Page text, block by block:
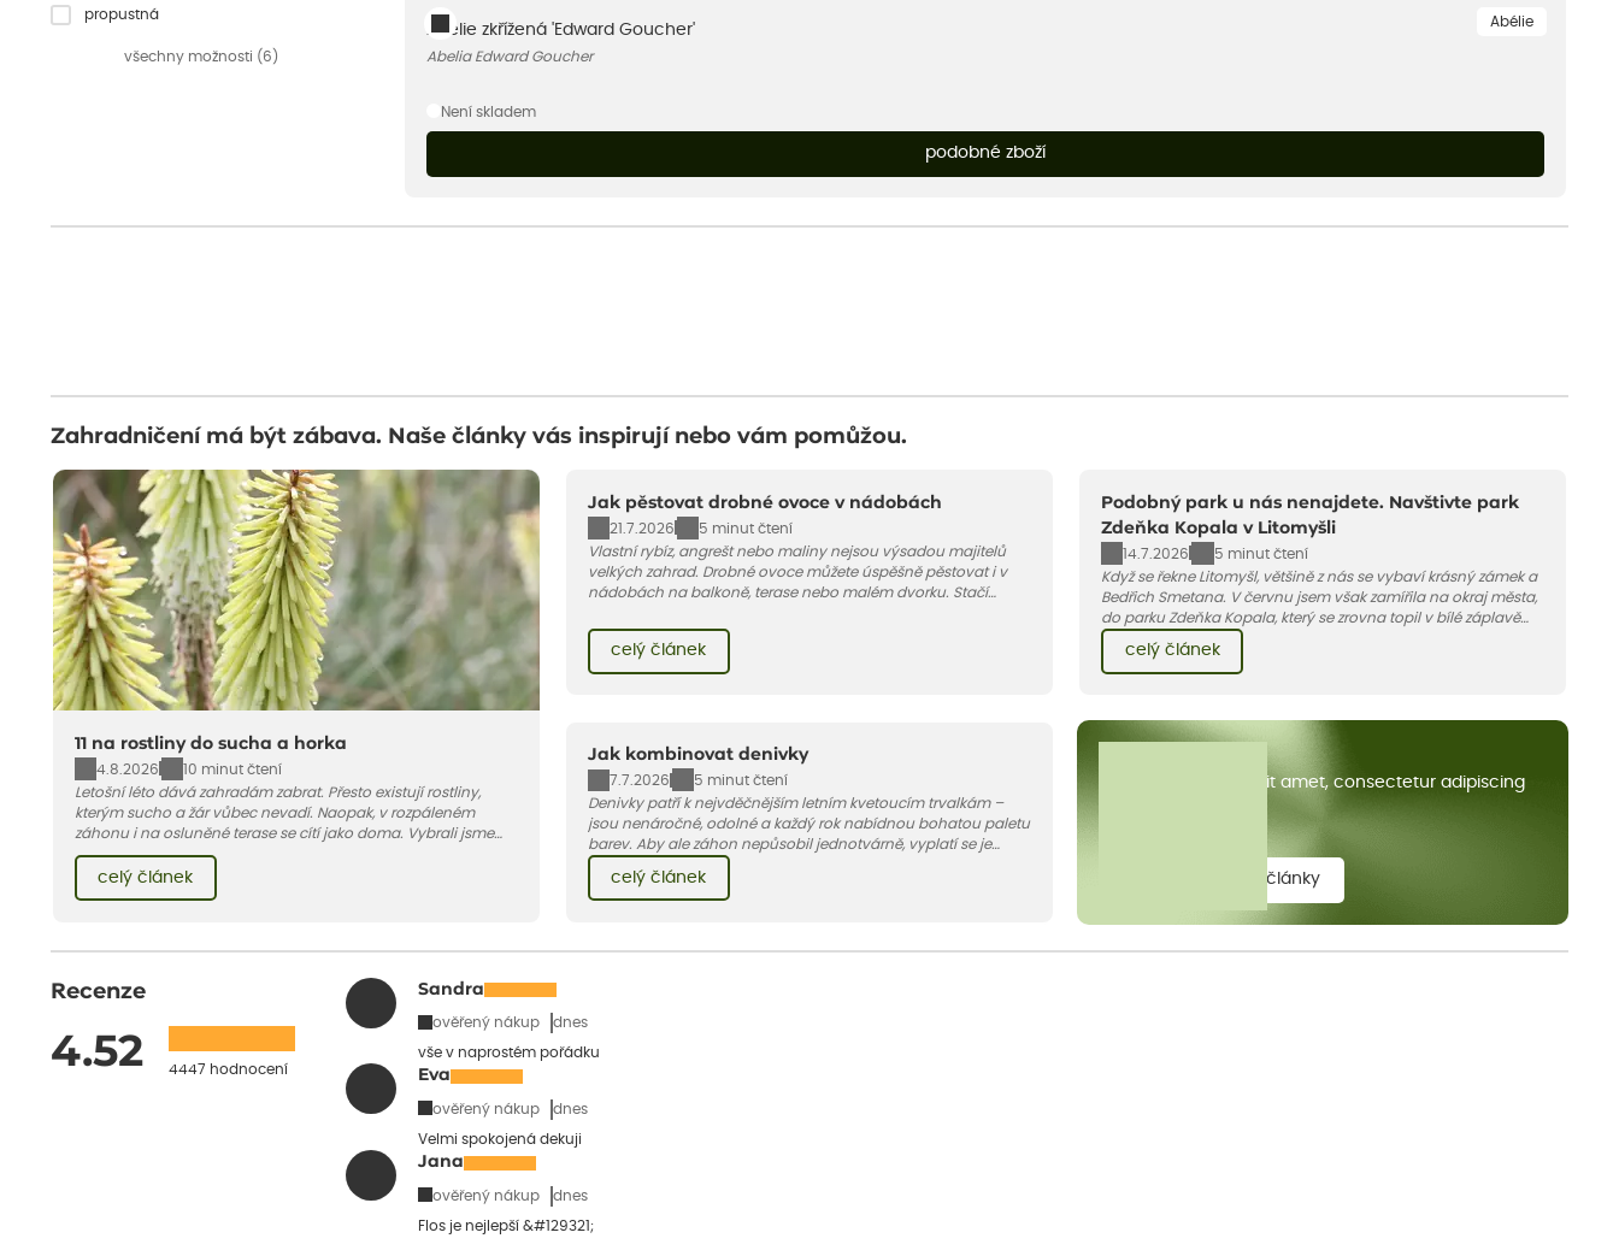
propustná
všechny možnosti (6)
Abélie
Abélie zkřížená 'Edward Goucher'
Abelia Edward Goucher
Není skladem
podobné zboží
Zahradničení má být zábava. Naše články vás inspirují nebo vám pomůžou.
11 na rostliny do sucha a horka
4.8.2026
10 minut čtení
Letošní léto dává zahradám zabrat. Přesto existují rostliny,
kterým sucho a žár vůbec nevadí. Naopak, v rozpáleném
záhonu i na osluněné terase se cítí jako doma. Vybrali jsme
pro vás 11 tipů na odolné druhy, které zvládnou horké a suché
léto bez pravidelné zálivky. Pojďme se podívat, které to jsou.
celý článek
Jak pěstovat drobné ovoce v nádobách
21.7.2026
5 minut čtení
Vlastní rybíz, angrešt nebo maliny nejsou výsadou majitelů
velkých zahrad. Drobné ovoce můžete úspěšně pěstovat i v
nádobách na balkoně, terase nebo malém dvorku. Stačí
pár základních pravidel. V tomto článku vám poradíme, jak na
celý článek
Podobný park u nás nenajdete. Navštivte park
Zdeňka Kopala v Litomyšli
14.7.2026
5 minut čtení
Když se řekne Litomyšl, většině z nás se vybaví krásný zámek a
Bedřich Smetana. V červnu jsem však zamířila na okraj města,
do parku Zdeňka Kopala, který se zrovna topil v bílé záplavě
kvetoucích kopretin. Fotky řeknou víc než slova, přidávám k
nim pár řádků o tom, jak tento jedinečný kus krajiny vznikl.
celý článek
Jak kombinovat denivky
7.7.2026
5 minut čtení
Denivky patří k nejvděčnějším letním kvetoucím trvalkám –
jsou nenáročné, odolné a každý rok nabídnou bohatou paletu
barev. Aby ale záhon nepůsobil jednotvárně, vyplatí se je
jakými trvalkami a travinami denivky nejlépe ladí.
celý článek
Lorem ipsum dolor sit amet, consectetur adipiscing
zobrazit všechny články
Recenze
4.52 4447 hodnocení
Sandra
ověřený nákup dnes
vše v naprostém pořádku
Eva
ověřený nákup dnes
Velmi spokojená dekuji
Jana
ověřený nákup dnes
Flos je nejlepší &#129321;